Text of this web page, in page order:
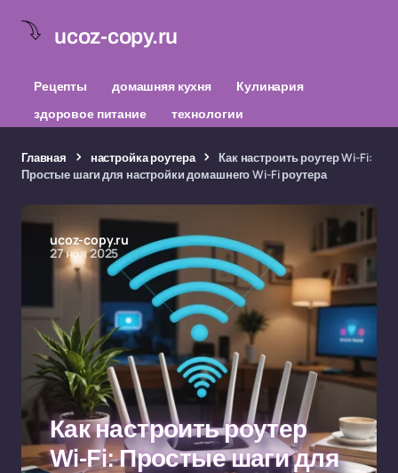
ucoz-copy.ru
Рецепты домашняя кухня
Кулинария
здоровое питание
технологии
Главная настройка роутера
Как настроить роутер Wi-Fi:
Простые шаги для настройки домашнего Wi-Fi роутера
ucoz-copy.ru
27 ноя 2025
Как настроить роутер
Wi-Fi: Простые шаги для